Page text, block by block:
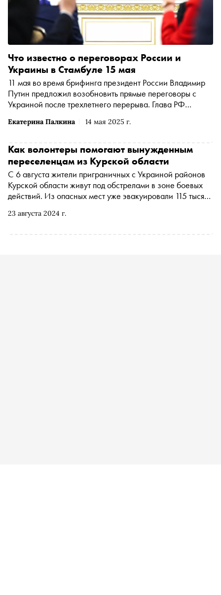
Екатерина Палкина 14 мая 2025 г.
Что известно о переговорах России и
Украины в Стамбуле 15 мая
11 мая во время брифинга президент России Владимир
Путин предложил возобновить прямые переговоры с
Украиной после трехлетнего перерыва. Глава РФ
Эрдоганом и договорился о проведении встречи
российско-украинских переговорах — в материале
«Сноба»
23 августа 2024 г.
Как волонтеры помогают вынужденным
переселенцам из Курской области
С 6 августа жители приграничных с Украиной районов
Курской области живут под обстрелами в зоне боевых
действий. Из опасных мест уже эвакуировали 115 тысяч
регионах России. Сотрудники благотворительных